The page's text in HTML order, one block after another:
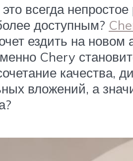
всегда
доступным?
ездить на
Chery
качества,
вложений, а